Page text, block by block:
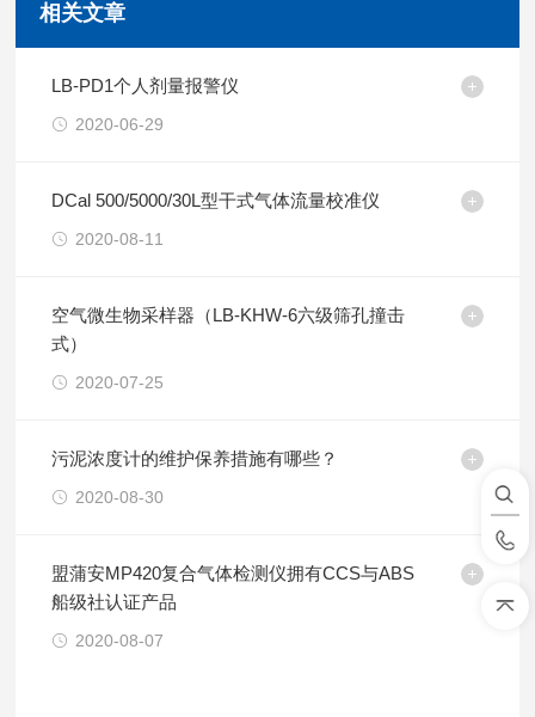
相关文章
LB-PD1个人剂量报警仪
2020-06-29
DCal 500/5000/30L型干式气体流量校准仪
2020-08-11
空气微生物采样器（LB-KHW-6六级筛孔撞击
式）
2020-07-25
污泥浓度计的维护保养措施有哪些？
2020-08-30
盟蒲安MP420复合气体检测仪拥有CCS与ABS
船级社认证产品
2020-08-07